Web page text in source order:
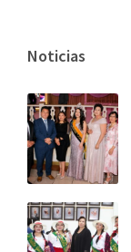
Noticias